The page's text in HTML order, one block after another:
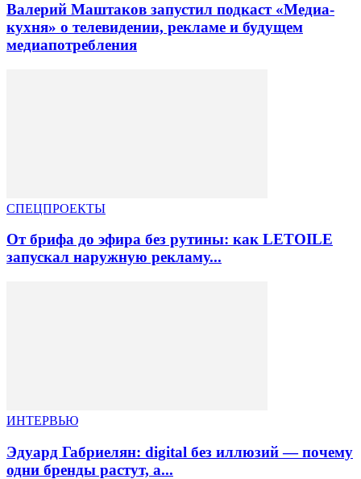
Валерий Маштаков запустил подкаст «Медиа-
кухня» о телевидении, рекламе и будущем
медиапотребления
СПЕЦПРОЕКТЫ
От брифа до эфира без рутины: как LETOILE
запускал наружную рекламу...
ИНТЕРВЬЮ
Эдуард Габриелян: digital без иллюзий — почему
одни бренды растут, а...